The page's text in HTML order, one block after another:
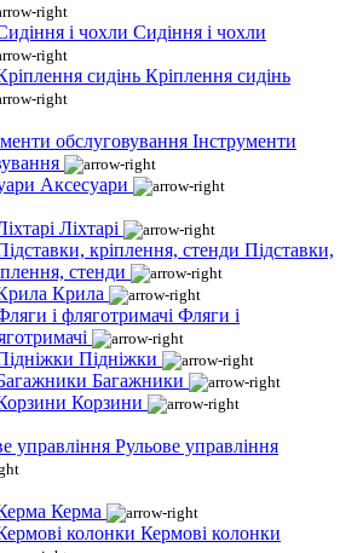
Сидіння і чохли
Кріплення сидінь
Інструменти
Аксесуари
Ліхтарі
Підставки,
стенди
Крила
Фляги і
Підніжки
Багажники
Корзини
Рульове управління
Керма
Кермові колонки